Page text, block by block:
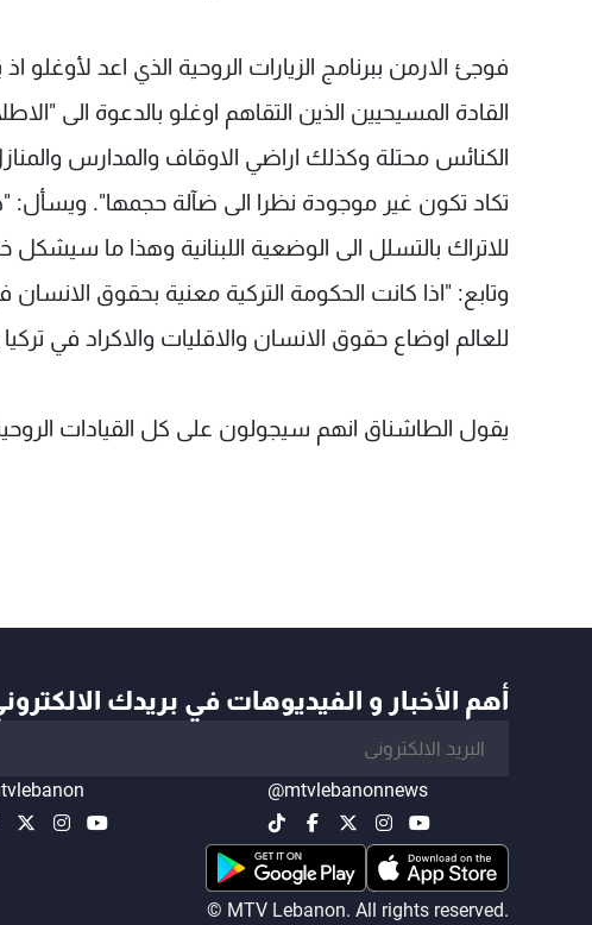
فوجئ الارمن ببرنامج الزيارات الروحية الذي اعد
القادة المسيحيين الذين التقاهم اوغلو بالدعوة الى
الكنائس محتلة وكذلك اراضي الاوقاف والمدارس
تكاد تكون غير موجودة نظرا الى ضآلة حجمها". ويسأل:
للاتراك بالتسلل الى الوضعية اللبنانية وهذا ما
وتابع: "اذا كانت الحكومة التركية معنية بحقوق
للعالم اوضاع حقوق الانسان والاقليات والاكراد في
يقول الطاشناق انهم سيجولون على كل القيادات
أهم الأخبار و الفيديوهات في بريدك
@mtvlebanonnews
© MTV Lebanon. All rights reserved.